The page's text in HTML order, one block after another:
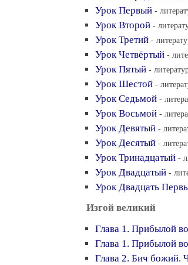
Урок Первый -
Урок Второй -
Урок Третий -
Урок Четвёртый -
Урок Пятый -
Урок Шестой -
Урок Седьмой -
Урок Восьмой -
Урок Девятый -
Урок Десятый -
Урок Тринадцатый -
Урок Двадцатый -
Урок Двадцать
Изгой великий
Глава 1. Прибылой
Глава 1. Прибылой
Глава 2. Бич божий.